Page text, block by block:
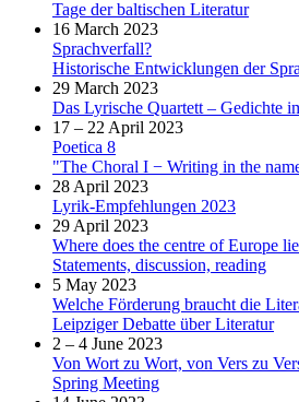
Tage der baltischen Literatur
16 March 2023
Sprachverfall?
Historische Entwicklungen der
29 March 2023
Das Lyrische Quartett – Gedichte
17 – 22 April 2023
Poetica 8
"The Choral I − Writing in the
28 April 2023
Lyrik-Empfehlungen 2023
29 April 2023
Where does the centre of Europe
Statements, discussion, reading
5 May 2023
Welche Förderung braucht die
Leipziger Debatte über Literatur
2 – 4 June 2023
Von Wort zu Wort, von Vers zu
Spring Meeting